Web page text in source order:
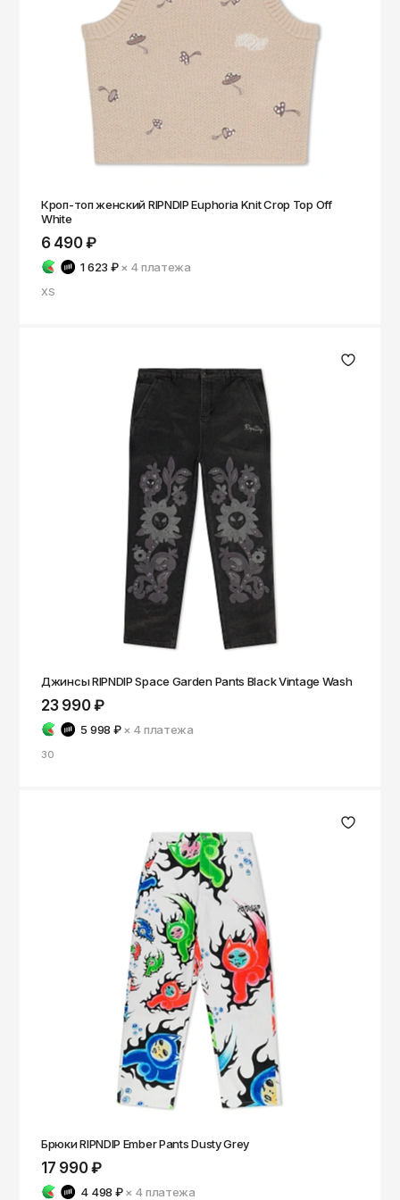
Кроп-топ женский RIPNDIP Euphoria Knit Crop Top Off
White
6 490 ₽
1 623 ₽ × 4платежа
XS
Джинсы RIPNDIP Space Garden Pants Black Vintage Wash
23 990 ₽
5 998 ₽ × 4платежа
30
Брюки RIPNDIP Ember Pants Dusty Grey
17 990 ₽
4 498 ₽ × 4платежа
Южно-Сахалинск
Ярославль